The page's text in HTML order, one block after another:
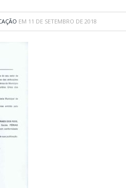
EM 11 DE SETEMBRO DE 2018